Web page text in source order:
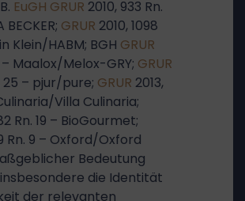
EuGH GRUR 2010, 933 Rn.
BECKER; GRUR 2010, 1098
Klein/HABM; BGH GRUR
– Maalox/Melox-GRY; GRUR
25 – pjur/pure; GRUR 2013,
Villa Culinaria;
Rn. 19 – BioGourmet;
Rn. 9 – Oxford/Oxford
Bedeutung
die Identität
der relevanten